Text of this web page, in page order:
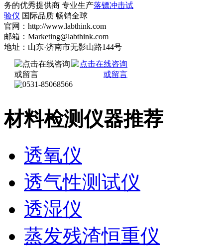
务的优秀提供商 专业生产落镖冲击试
验仪 国际品质 畅销全球
官网：http://www.labthink.com
邮箱：Marketing@labthink.com
地址：山东·济南市无影山路144号
材料检测仪器推荐
透氧仪
透气性测试仪
透湿仪
蒸发残渣恒重仪